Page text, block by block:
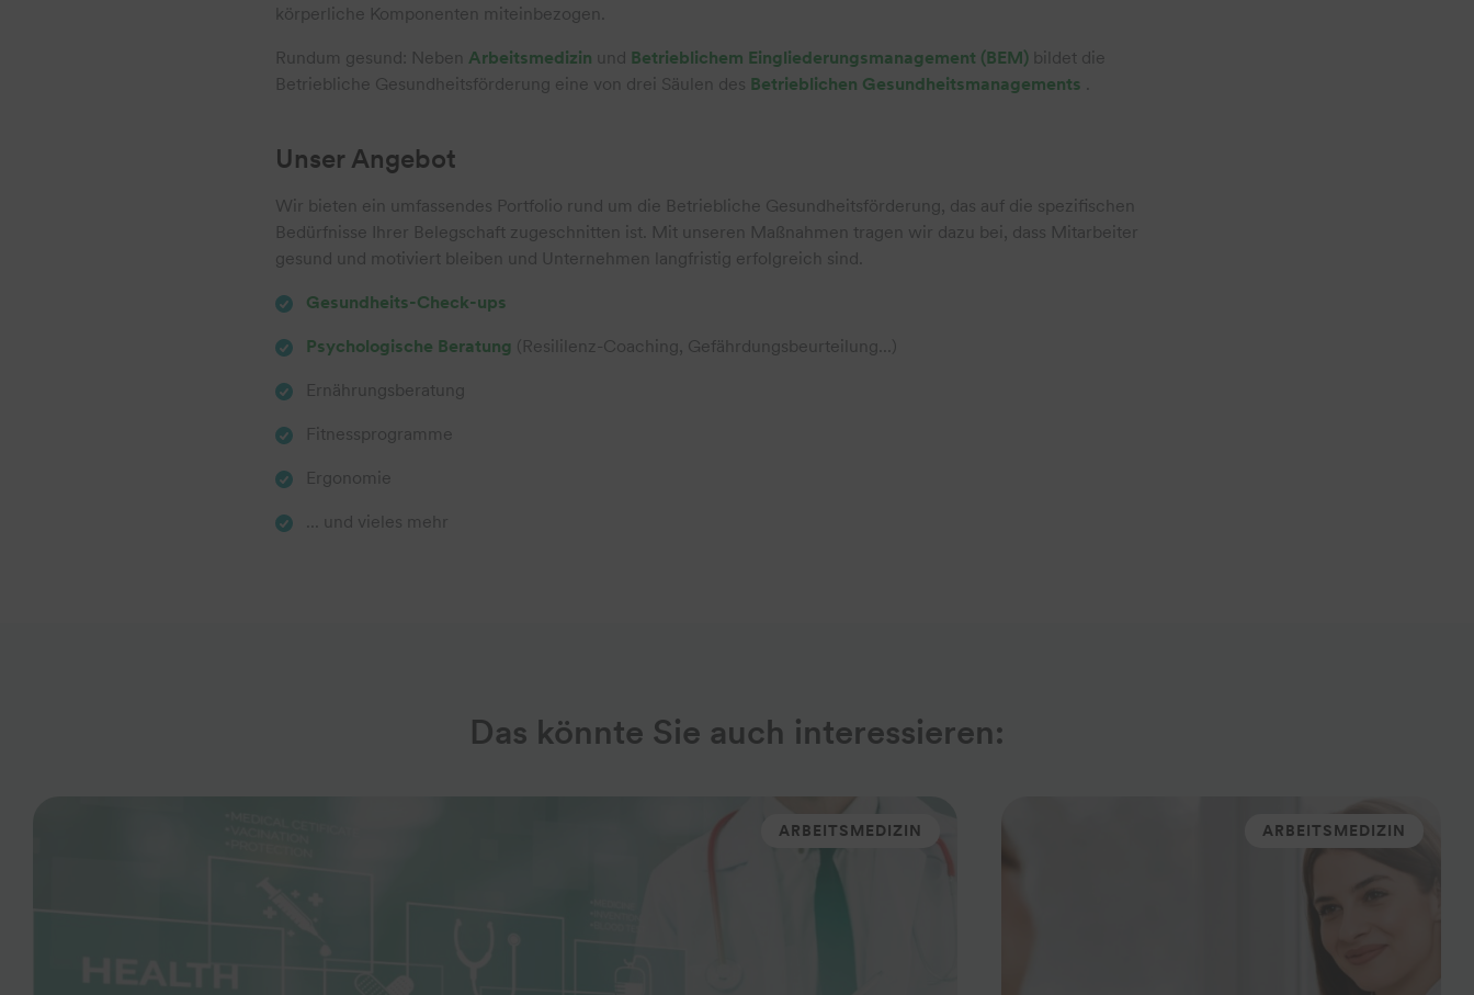
körperliche Komponenten miteinbezogen.
Rundum gesund: Neben Arbeitsmedizin und Betrieblichem Eingliederungsmanagement (BEM) bildet die
Betriebliche Gesundheitsförderung eine von drei Säulen des Betrieblichen Gesundheitsmanagements
Unser Angebot
Wir bieten ein umfassendes Portfolio rund um die Betriebliche Gesundheitsförderung, das auf die spezifischen
Bedürfnisse Ihrer Belegschaft zugeschnitten ist. Mit unseren Maßnahmen tragen wir dazu bei, dass Mitarbeiter
gesund und motiviert bleiben und Unternehmen langfristig erfolgreich sind.
Gesundheits-Check-ups
Psychologische Beratung (Resililenz-Coaching, Gefährdungsbeurteilung...)
Ernährungsberatung
Fitnessprogramme
Ergonomie
... und vieles mehr
Das könnte Sie auch interessieren:
ARBEITSMEDIZIN ARBEITSMEDIZIN